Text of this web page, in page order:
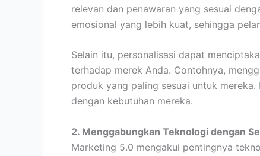
relevan dan penawaran yang sesuai
emosional yang lebih kuat, sehingga
Selain itu, personalisasi dapat
terhadap merek Anda. Contohnya,
produk yang paling sesuai untuk
dengan kebutuhan mereka.
2. Menggabungkan Teknologi dengan
Marketing 5.0 mengakui pentingnya